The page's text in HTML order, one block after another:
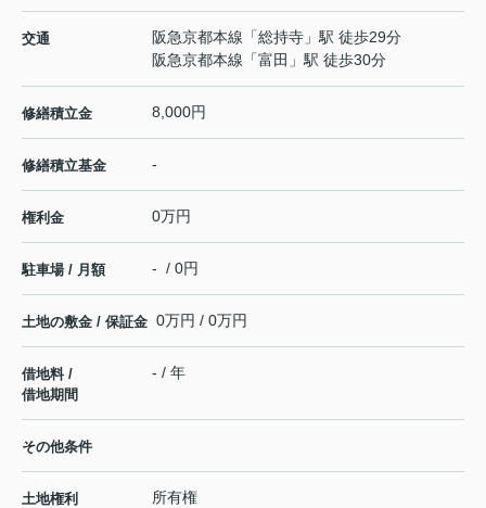
交通 阪急京都本線 「総持寺 」駅 徒歩29分
阪急京都本線 「富田 」駅 徒歩30分
修繕積立金 8,000円
修繕積立基金 -
権利金 0万円
駐車場 / 月額 - / 0円
土地の敷金 / 保証金 0万円 / 0万円
借地料 /
借地期間
- / 年
その他条件
土地権利 所有権